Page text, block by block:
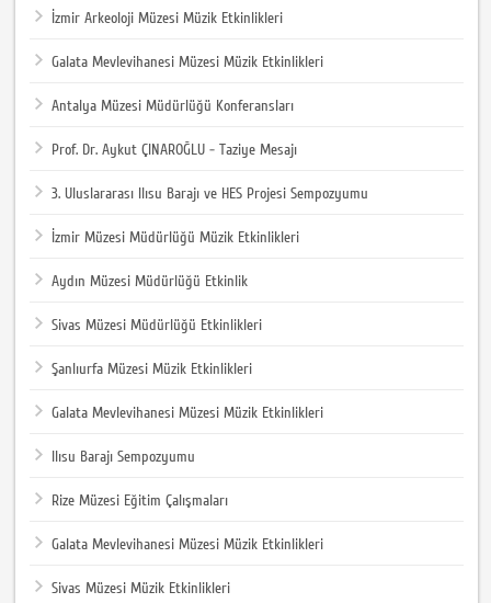
İzmir Arkeoloji Müzesi Müzik Etkinlikleri
Galata Mevlevihanesi Müzesi Müzik Etkinlikleri
Antalya Müzesi Müdürlüğü Konferansları
Prof. Dr. Aykut ÇINAROĞLU - Taziye Mesajı
3. Uluslararası Ilısu Barajı ve HES Projesi Sempozyumu
İzmir Müzesi Müdürlüğü Müzik Etkinlikleri
Aydın Müzesi Müdürlüğü Etkinlik
Sivas Müzesi Müdürlüğü Etkinlikleri
Şanlıurfa Müzesi Müzik Etkinlikleri
Galata Mevlevihanesi Müzesi Müzik Etkinlikleri
Ilısu Barajı Sempozyumu
Rize Müzesi Eğitim Çalışmaları
Galata Mevlevihanesi Müzesi Müzik Etkinlikleri
Sivas Müzesi Müzik Etkinlikleri